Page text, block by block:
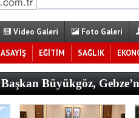
Video Galeri Foto Galeri
ASAYİŞ EĞİTİM SAĞLIK
Başkan Büyükgöz,